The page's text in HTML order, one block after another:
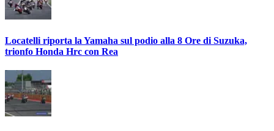
Locatelli riporta la Yamaha sul podio alla 8 Ore di Suzuka,
trionfo Honda Hrc con Rea